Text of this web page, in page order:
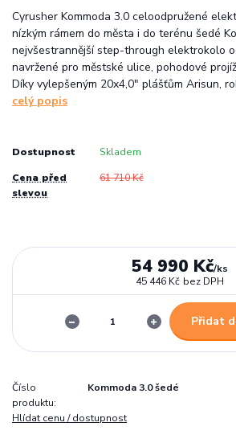
Cyrusher Kommoda 3.0 celoodpružené
nízkým rámem do města i do terénu šedé
nejvšestrannější step-through elektrokolo
navržené pro městské ulice, pohodové
Díky vylepšeným 20x4,0" plášťům Arisun,
celý popis
Dostupnost Skladem
Cena před
slevou
61 710 Kč
54 990 Kč/ks
45 446 Kč bez DPH
Přidat
Číslo
produktu:
Kommoda 3.0 šedé
Hlídat cenu / dostupnost